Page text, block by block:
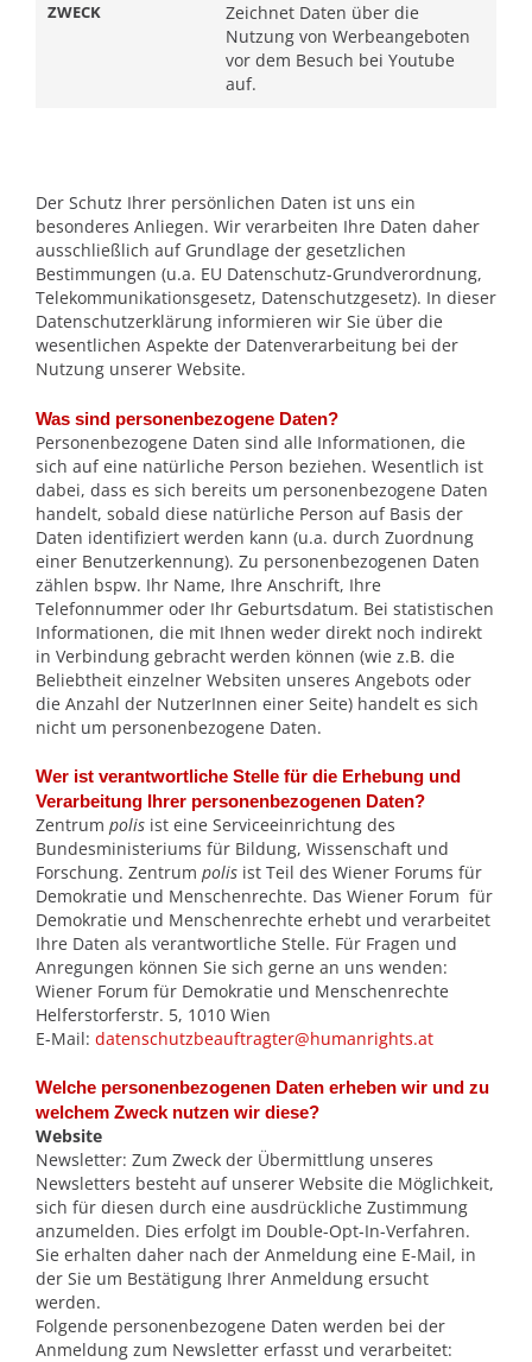
Zeichnet Daten über die
Nutzung von Werbeangeboten
vor dem Besuch bei Youtube
auf.
Der Schutz Ihrer persönlichen Daten ist uns ein
besonderes Anliegen. Wir verarbeiten Ihre Daten daher
ausschließlich auf Grundlage der gesetzlichen
Bestimmungen (u.a. EU Datenschutz-Grundverordnung,
Telekommunikationsgesetz, Datenschutzgesetz). In dieser
Datenschutzerklärung informieren wir Sie über die
wesentlichen Aspekte der Datenverarbeitung bei der
Nutzung unserer Website.
Was sind personenbezogene Daten?
Personenbezogene Daten sind alle Informationen, die
sich auf eine natürliche Person beziehen. Wesentlich ist
dabei, dass es sich bereits um personenbezogene Daten
handelt, sobald diese natürliche Person auf Basis der
Daten identifiziert werden kann (u.a. durch Zuordnung
einer Benutzerkennung). Zu personenbezogenen Daten
zählen bspw. Ihr Name, Ihre Anschrift, Ihre
Telefonnummer oder Ihr Geburtsdatum. Bei statistischen
Informationen, die mit Ihnen weder direkt noch indirekt
in Verbindung gebracht werden können (wie z.B. die
Beliebtheit einzelner Websiten unseres Angebots oder
die Anzahl der NutzerInnen einer Seite) handelt es sich
nicht um personenbezogene Daten.
Wer ist verantwortliche Stelle für die Erhebung und
Verarbeitung Ihrer personenbezogenen Daten?
Zentrum polis ist eine Serviceeinrichtung des
Bundesministeriums für Bildung, Wissenschaft und
Forschung. Zentrum polis ist Teil des Wiener Forums für
Demokratie und Menschenrechte. Das Wiener Forum für
Demokratie und Menschenrechte erhebt und verarbeitet
Ihre Daten als verantwortliche Stelle. Für Fragen und
Anregungen können Sie sich gerne an uns wenden:
Wiener Forum für Demokratie und Menschenrechte
Helferstorferstr. 5, 1010 Wien
E-Mail: datenschutzbeauftragter@humanrights.at
Welche personenbezogenen Daten erheben wir und zu
welchem Zweck nutzen wir diese?
Website
Newsletter: Zum Zweck der Übermittlung unseres
Newsletters besteht auf unserer Website die Möglichkeit,
sich für diesen durch eine ausdrückliche Zustimmung
anzumelden. Dies erfolgt im Double-Opt-In-Verfahren.
Sie erhalten daher nach der Anmeldung eine E-Mail, in
der Sie um Bestätigung Ihrer Anmeldung ersucht
werden.
Folgende personenbezogene Daten werden bei der
Anmeldung zum Newsletter erfasst und verarbeitet: